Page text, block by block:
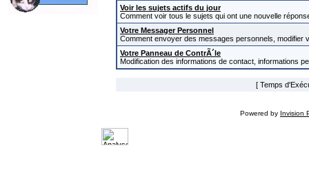
Voir les sujets actifs du jour
Comment voir tous le sujets qui ont une nouvelle
Votre Messager Personnel
Comment envoyer des messages personnels,
Votre Panneau de ContrÃ´le
Modification des informations de contact, informations
[ Temps
Powered by Invision